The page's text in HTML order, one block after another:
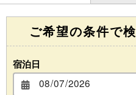
ご希望の条件で
宿泊日